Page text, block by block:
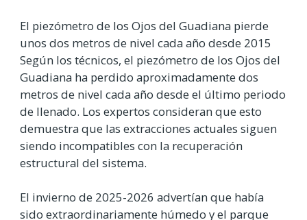
El piezómetro de los Ojos del Guadiana pierde
unos dos metros de nivel cada año desde 2015
Según los técnicos, el piezómetro de los Ojos del
Guadiana ha perdido aproximadamente dos
metros de nivel cada año desde el último periodo
de llenado. Los expertos consideran que esto
demuestra que las extracciones actuales siguen
siendo incompatibles con la recuperación
estructural del sistema.
El invierno de 2025-2026 advertían que había
sido extraordinariamente húmedo y el parque